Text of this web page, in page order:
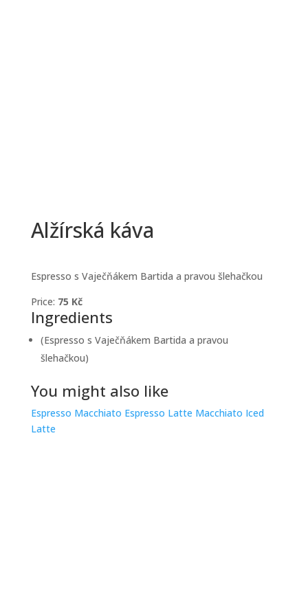
Alžírská káva
Espresso s Vaječňákem Bartida a pravou šlehačkou
Price: 75 Kč
Ingredients
(Espresso s Vaječňákem Bartida a pravou
šlehačkou)
You might also like
Espresso Macchiato Espresso Latte Macchiato Iced
Latte